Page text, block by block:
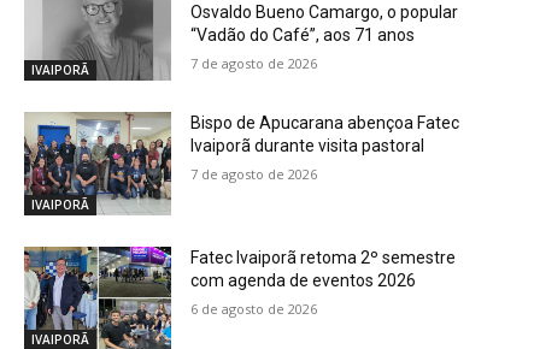
IVAIPORÃ
Osvaldo Bueno Camargo, o popular
“Vadão do Café”, aos 71 anos
7 de agosto de 2026
IVAIPORÃ
Bispo de Apucarana abençoa Fatec
Ivaiporã durante visita pastoral
7 de agosto de 2026
IVAIPORÃ
Fatec Ivaiporã retoma 2º semestre
com agenda de eventos 2026
6 de agosto de 2026